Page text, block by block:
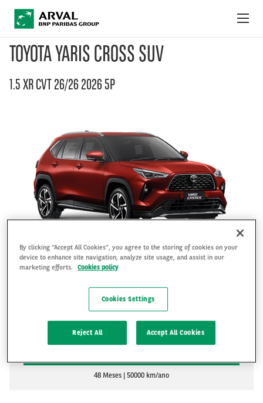
Pular para o conteúdo principal
TOYOTA YARIS CROSS SUV
1.5 XR CVT 26/26 2026 5P
R$3,829
48 Meses 50000 km/ano
OFERTAS DO MÊS
COMO FUNCIONA
FALE CONOSCO
By clicking “Accept All Cookies”, you agree to the storing of cookies on your
device to enhance site navigation, analyze site usage, and assist in our
marketing efforts.
Cookies policy
Cookies Settings
Reject All Accept All Cookies